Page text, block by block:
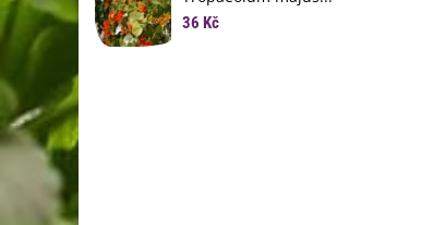
36 Kč